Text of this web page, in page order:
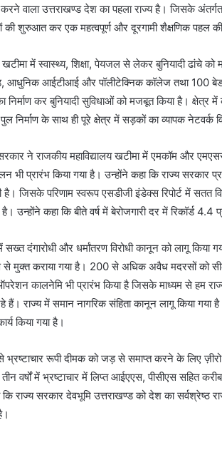
करने वाला उत्तराखण्ड देश का पहला राज्य है। जिसके
की शुरुआत कर एक महत्वपूर्ण और दूरगामी शैक्षणिक पहल
में स्वास्थ्य, शिक्षा, पेयजल से लेकर बुनियादी ढांचे
आधुनिक आईटीआई और पॉलीटेक्निक कॉलेज तथा 100 बेड
कर बुनियादी सुविधाओं को मजबूत किया है। क्षेत्र
पुल निर्माण के साथ ही पूरे क्षेत्र में सड़कों का व्यापक नेटवर्क
ने राजकीय महाविद्यालय खटीमा में एमकॉम और
भी प्रारंभ किया गया है। उन्होंने कहा कि राज्य सरकार
है। जिसके परिणाम स्वरूप एसडीजी इंडेक्स रिपोर्ट में सतत
उन्होंने कहा कि बीते वर्ष में बेरोजगारी दर में रिकॉर्ड
सख्त दंगारोधी और धर्मांतरण विरोधी कानून को लागू
से मुक्त कराया गया है। 200 से अधिक अवैध मदरसों
कालनेमि भी प्रारंभ किया है जिसके माध्यम से हम
हैं। राज्य में समान नागरिक संहिता कानून लागू किया
किया गया है।
भ्रष्टाचार रूपी दीमक को जड़ से समाप्त करने के लिए ज़ीरो
तीन वर्षों में भ्रष्टाचार में लिप्त आईएएस, पीसीएस सहित
कि राज्य सरकार देवभूमि उत्तराखण्ड को देश का